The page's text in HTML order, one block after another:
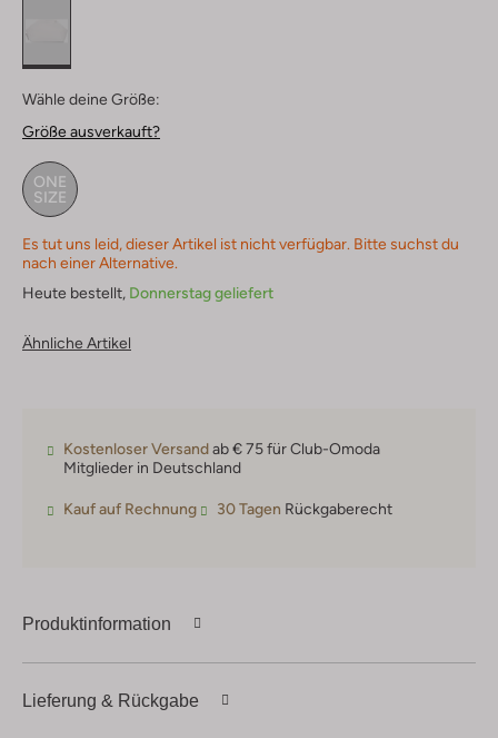
Wähle deine Größe:
Größe ausverkauft?
ONE
SIZE
Es tut uns leid, dieser Artikel ist nicht verfügbar. Bitte suchst du
nach einer Alternative.
Heute bestellt, Donnerstag geliefert
Ähnliche Artikel
Kostenloser Versandab € 75 für Club-Omoda
Mitglieder in Deutschland
Kauf auf Rechnung 30 Tagen Rückgaberecht
Produktinformation
Lieferung & Rückgabe